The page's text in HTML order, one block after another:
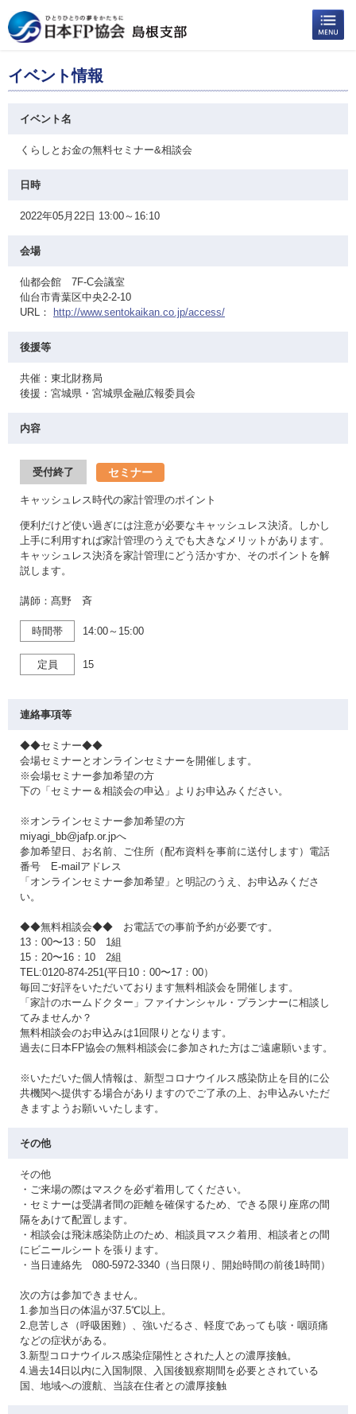
イベント情報
イベント名
くらしとお金の無料セミナー&相談会
日時
2022年05月22日 13:00～16:10
会場
仙都会館 7F-C会議室
仙台市青葉区中央2-2-10
URL：
http://www.sentokaikan.co.jp/access/
後援等
共催：東北財務局
後援：宮城県・宮城県金融広報委員会
内容
受付終了 セミナー
キャッシュレス時代の家計管理のポイント
便利だけど使い過ぎには注意が必要なキャッシュレス決済。しかし
上手に利用すれば家計管理のうえでも大きなメリットがあります。
キャッシュレス決済を家計管理にどう活かすか、そのポイントを解
説します。
講師：髙野 斉
時間帯 14:00～15:00
定員 15
連絡事項等
◆◆セミナー◆◆
会場セミナーとオンラインセミナーを開催します。
※会場セミナー参加希望の方
下の「セミナー＆相談会の申込」よりお申込みください。
※オンラインセミナー参加希望の方
miyagi_bb@jafp.or.jpへ
参加希望日、お名前、ご住所（配布資料を事前に送付します）電話
番号 E-mailアドレス
「オンラインセミナー参加希望」と明記のうえ、お申込みくださ
い。
◆◆無料相談会◆◆ お電話での事前予約が必要です。
13：00〜13：50 1組
15：20〜16：10 2組
TEL:0120-874-251(平日10：00〜17：00）
毎回ご好評をいただいております無料相談会を開催します。
「家計のホームドクター」ファイナンシャル・プランナーに相談し
てみませんか？
無料相談会のお申込みは1回限りとなります。
過去に日本FP協会の無料相談会に参加された方はご遠慮願います。
※いただいた個人情報は、新型コロナウイルス感染防止を目的に公
共機関へ提供する場合がありますのでご了承の上、お申込みいただ
きますようお願いいたします。
その他
その他
・ご来場の際はマスクを必ず着用してください。
・セミナーは受講者間の距離を確保するため、できる限り座席の間
隔をあけて配置します。
・相談会は飛沫感染防止のため、相談員マスク着用、相談者との間
にビニールシートを張ります。
・当日連絡先 080-5972-3340（当日限り、開始時間の前後1時間）
次の方は参加できません。
1.参加当日の体温が37.5℃以上。
2.息苦しさ（呼吸困難）、強いだるさ、軽度であっても咳・咽頭痛
などの症状がある。
3.新型コロナウイルス感染症陽性とされた人との濃厚接触。
4.過去14日以内に入国制限、入国後観察期間を必要とされている
国、地域への渡航、当該在住者との濃厚接触